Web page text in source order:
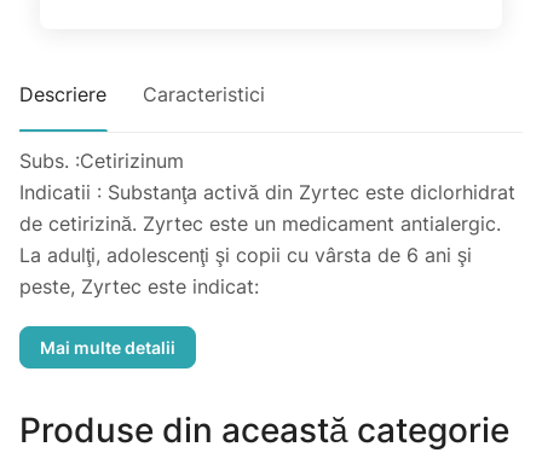
Descriere Caracteristici
Subs. :Cetirizinum
Indicatii : Substanţa activă din Zyrtec este diclorhidrat
de cetirizină. Zyrtec este un medicament antialergic.
La adulţi, adolescenţi şi copii cu vârsta de 6 ani şi
peste, Zyrtec este indicat:
şi ochilor din rinita alergică sezonieră şi perenă.
Administrare : Luaţi întotdeauna acest medicament
exact aşa cum v-a spus medicul sau farmacistul.
Produse din această categorie